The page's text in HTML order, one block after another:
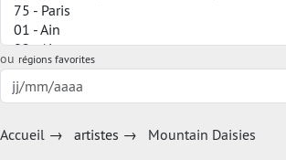
ou régions favorites
Accueil → artistes → Mountain Daisies